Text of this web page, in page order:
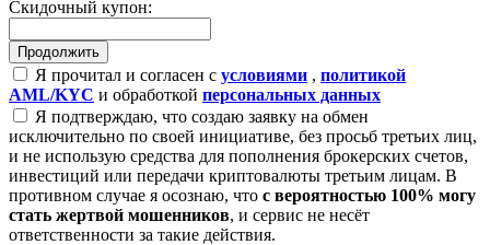
Скидочный купон:
Я прочитал и согласен с условиями , политикой
AML/KYC и обработкой персональных данных
Я подтверждаю, что создаю заявку на обмен
исключительно по своей инициативе, без просьб третьих лиц,
и не использую средства для пополнения брокерских счетов,
инвестиций или передачи криптовалюты третьим лицам. В
противном случае я осознаю, что с вероятностью 100% могу
стать жертвой мошенников, и сервис не несёт
ответственности за такие действия.